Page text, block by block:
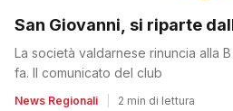
San Giovanni, si riparte
La società valdarnese rinuncia alla
fa. Il comunicato del club
News Regionali 2 min di lettura